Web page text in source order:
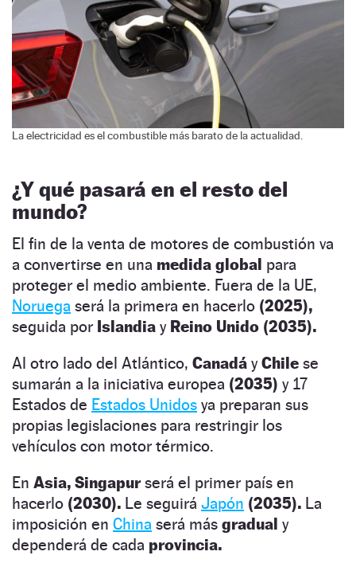
La electricidad es el combustible más barato de la actualidad.
¿Y qué pasará en el resto del
mundo?
El fin de la venta de motores de combustión va
a convertirse en una medida global para
proteger el medio ambiente. Fuera de la UE,
Noruega será la primera en hacerlo (2025),
seguida por Islandia y Reino Unido (2035).
Al otro lado del Atlántico, Canadá yChile se
sumarán a la iniciativa europea (2035) y 17
Estados de Estados Unidos ya preparan sus
propias legislaciones para restringir los
vehículos con motor térmico.
En Asia, Singapurserá el primer país en
hacerlo (2030). Le seguirá Japón (2035). La
imposición en China será más gradual y
dependerá de cada provincia.